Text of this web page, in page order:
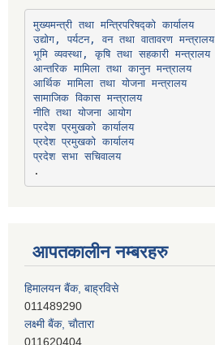
मुख्यमन्त्री तथा मन्त्रिपरिषद्को कार्यालय
उद्योग, पर्यटन, वन तथा वातावरण मन्त्रालय
भूमि व्यवस्था, कृषि तथा सहकारी मन्त्रालय
आन्तरिक मामिला तथा कानुन मन्त्रालय
आर्थिक मामिला तथा योजना मन्त्रालय
सामाजिक विकास मन्त्रालय
नीति तथा योजना आयोग
प्रदेश प्रमुखको कार्यालय
प्रदेश प्रमुखको कार्यालय
प्रदेश सभा सचिवालय
आपतकालीन नम्बरहरु
हिमालयन बैंक, बाह्रविसे
011489290
लक्ष्मी बैंक, चाैतारा
011620404